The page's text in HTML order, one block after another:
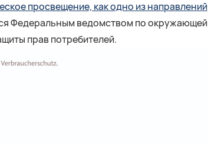
просвещение, как одно из направлений
Федеральным ведомством по
прав потребителей.